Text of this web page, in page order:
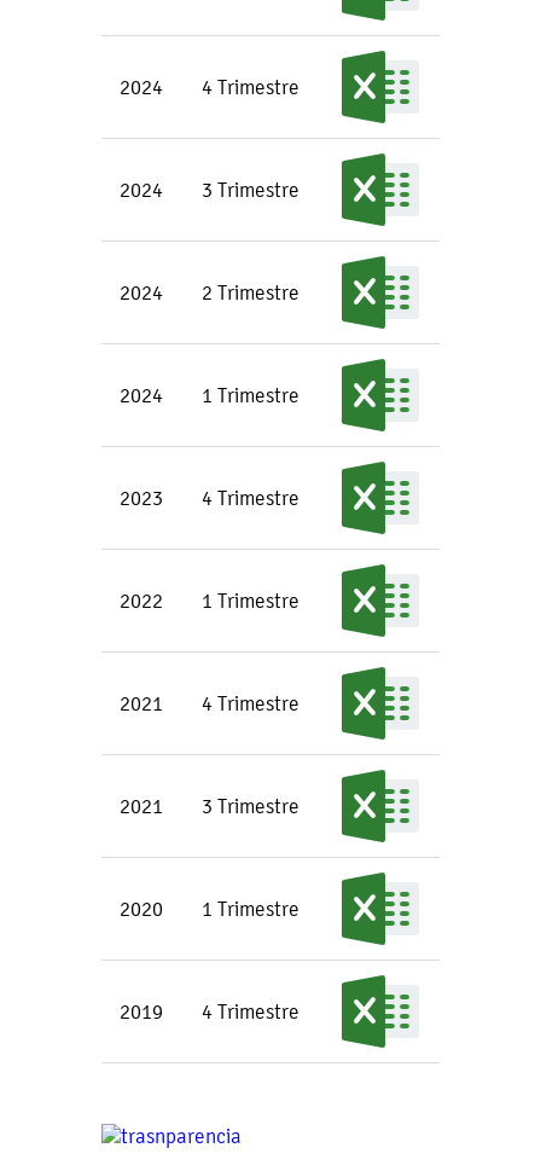
2024 4 Trimestre
2024 3 Trimestre
2024 2 Trimestre
2024 1 Trimestre
2023 4 Trimestre
2022 1 Trimestre
2021 4 Trimestre
2021 3 Trimestre
2020 1 Trimestre
2019 4 Trimestre